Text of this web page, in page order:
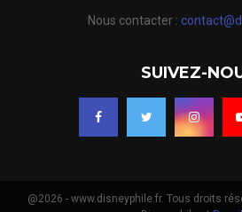
Nous contacter :
SUIVEZ-
@2026 - www.disneyphile.fr. Tous droits